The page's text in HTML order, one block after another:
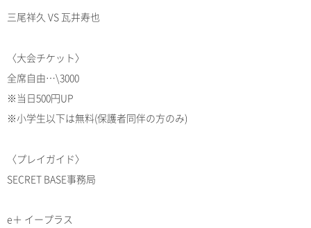
三尾祥久 VS 瓦井寿也
〈大会チケット〉
全席自由…\3000
※当日500円UP
※小学生以下は無料(保護者同伴の方のみ)
〈プレイガイド〉
SECRET BASE事務局
e＋ イープラス